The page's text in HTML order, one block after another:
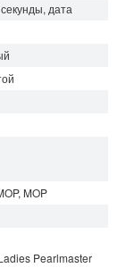
дата
MOP
Pearlmaster